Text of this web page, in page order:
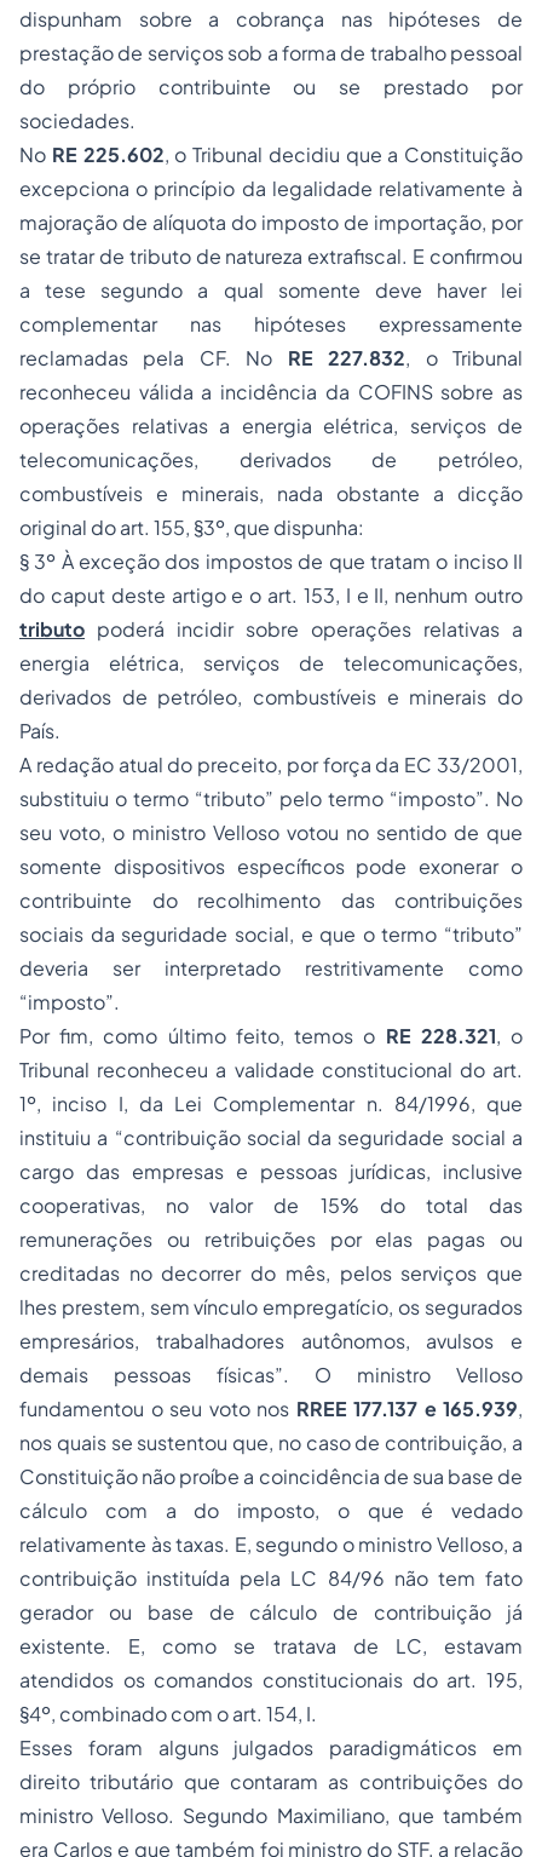
dispunham sobre a cobrança nas hipóteses de
prestação de serviços sob a forma de trabalho pessoal
do próprio contribuinte ou se prestado por
sociedades.
No RE 225.602, o Tribunal decidiu que a Constituição
excepciona o princípio da legalidade relativamente à
majoração de alíquota do imposto de importação, por
se tratar de tributo de natureza extrafiscal. E confirmou
a tese segundo a qual somente deve haver lei
complementar nas hipóteses expressamente
reclamadas pela CF. No RE 227.832, o Tribunal
reconheceu válida a incidência da COFINS sobre as
operações relativas a energia elétrica, serviços de
telecomunicações, derivados de petróleo,
combustíveis e minerais, nada obstante a dicção
original do art. 155, §3º, que dispunha:
§ 3º À exceção dos impostos de que tratam o inciso II
do caput deste artigo e o art. 153, I e II, nenhum outro
tributo poderá incidir sobre operações relativas a
energia elétrica, serviços de telecomunicações,
derivados de petróleo, combustíveis e minerais do
País.
A redação atual do preceito, por força da EC 33/2001,
substituiu o termo “tributo” pelo termo “imposto”. No
seu voto, o ministro Velloso votou no sentido de que
somente dispositivos específicos pode exonerar o
contribuinte do recolhimento das contribuições
sociais da seguridade social, e que o termo “tributo”
deveria ser interpretado restritivamente como
“imposto”.
Por fim, como último feito, temos o RE 228.321, o
Tribunal reconheceu a validade constitucional do art.
1º, inciso I, da Lei Complementar n. 84/1996, que
instituiu a “contribuição social da seguridade social a
cargo das empresas e pessoas jurídicas, inclusive
cooperativas, no valor de 15% do total das
remunerações ou retribuições por elas pagas ou
creditadas no decorrer do mês, pelos serviços que
lhes prestem, sem vínculo empregatício, os segurados
empresários, trabalhadores autônomos, avulsos e
demais pessoas físicas”. O ministro Velloso
fundamentou o seu voto nos RREE 177.137 e 165.939,
nos quais se sustentou que, no caso de contribuição, a
Constituição não proíbe a coincidência de sua base de
cálculo com a do imposto, o que é vedado
relativamente às taxas. E, segundo o ministro Velloso, a
contribuição instituída pela LC 84/96 não tem fato
gerador ou base de cálculo de contribuição já
existente. E, como se tratava de LC, estavam
atendidos os comandos constitucionais do art. 195,
§4º, combinado com o art. 154, I.
Esses foram alguns julgados paradigmáticos em
direito tributário que contaram as contribuições do
ministro Velloso. Segundo Maximiliano, que também
era Carlos e que também foi ministro do STF, a relação